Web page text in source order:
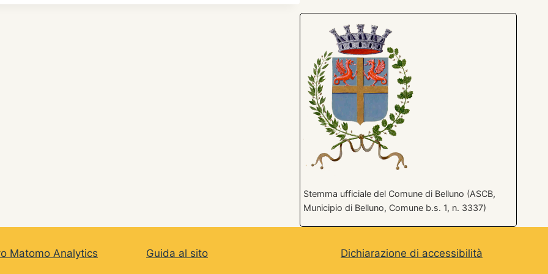
Stemma ufficiale del Comune di Belluno (ASCB,
Municipio di Belluno, Comune b.s. 1, n. 3337)
Matomo Analytics Guida al sito Dichiarazione di accessibilità